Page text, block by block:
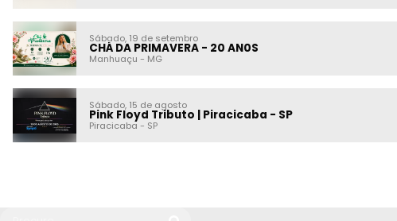
Sábado, 19 de setembro
CHÁ DA PRIMAVERA - 20 AN0S
Manhuaçu - MG
Sábado, 15 de agosto
Pink Floyd Tributo | Piracicaba - SP
Piracicaba - SP